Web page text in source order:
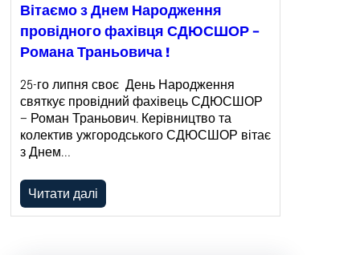
Вітаємо з Днем Народження
провідного фахівця СДЮСШОР –
Романа Траньовича !
25-го липня своє День Народження
святкує провідний фахівець СДЮСШОР
– Роман Траньович. Керівництво та
колектив ужгородського СДЮСШОР вітає
з Днем…
Читати далі